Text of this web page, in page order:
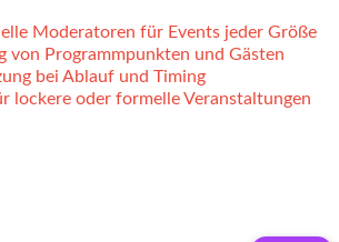
Moderatoren für Events jeder Größe
von Programmpunkten und Gästen
bei Ablauf und Timing
lockere oder formelle Veranstaltungen